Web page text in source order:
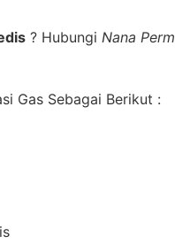
? Hubungi Nana
Gas Sebagai Berikut :